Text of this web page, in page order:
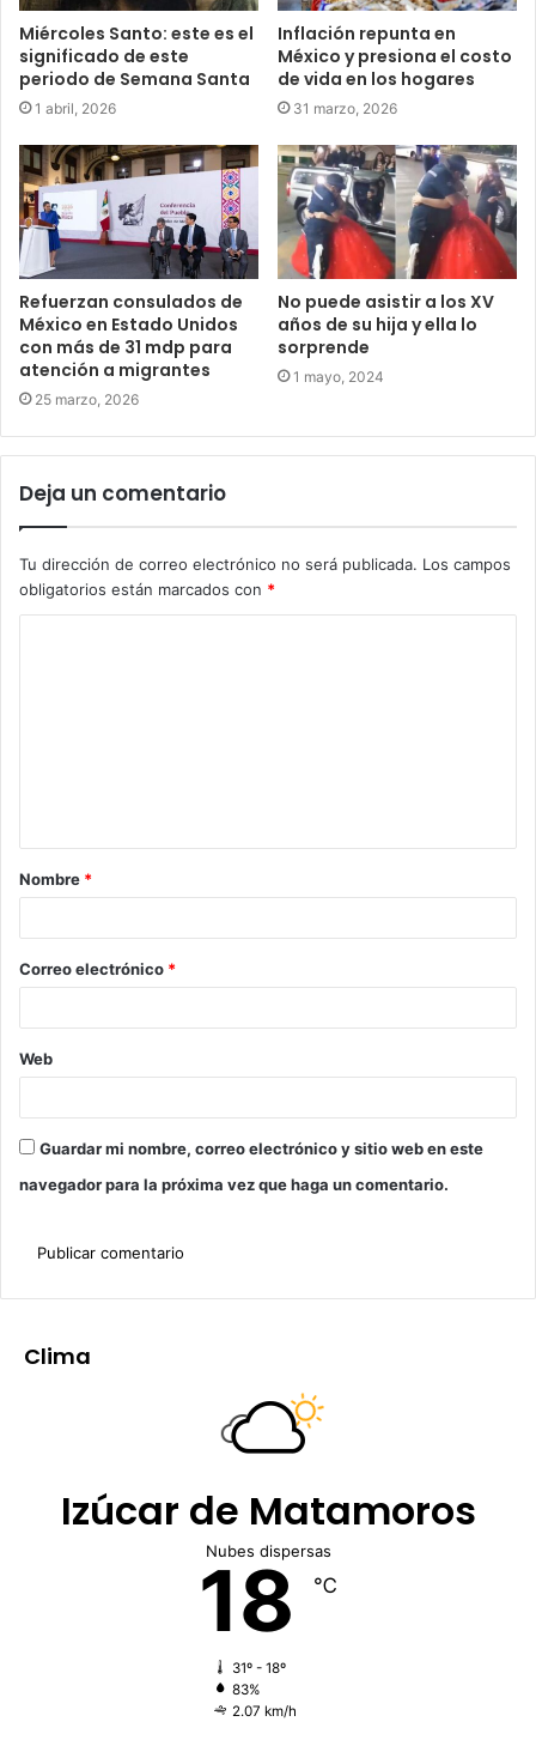
Miércoles Santo: este es el
significado de este
periodo de Semana Santa
1 abril, 2026
Inflación repunta en
México y presiona el costo
de vida en los hogares
31 marzo, 2026
Refuerzan consulados de
México en Estado Unidos
con más de 31 mdp para
atención a migrantes
25 marzo, 2026
No puede asistir a los XV
años de su hija y ella lo
sorprende
1 mayo, 2024
Deja un comentario
Tu dirección de correo electrónico no será publicada. Los campos
obligatorios están marcados con *
Nombre *
Correo electrónico *
Web
Guardar mi nombre, correo electrónico y sitio web en este
navegador para la próxima vez que haga un comentario.
Clima
Izúcar de Matamoros
Nubes dispersas
18 ℃
31º - 18º
83%
2.07 km/h